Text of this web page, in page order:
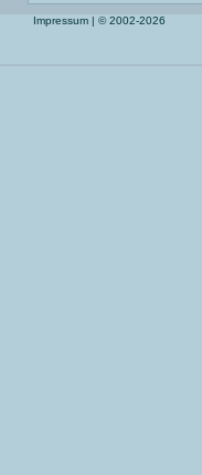
Impressum | © 2002-2026